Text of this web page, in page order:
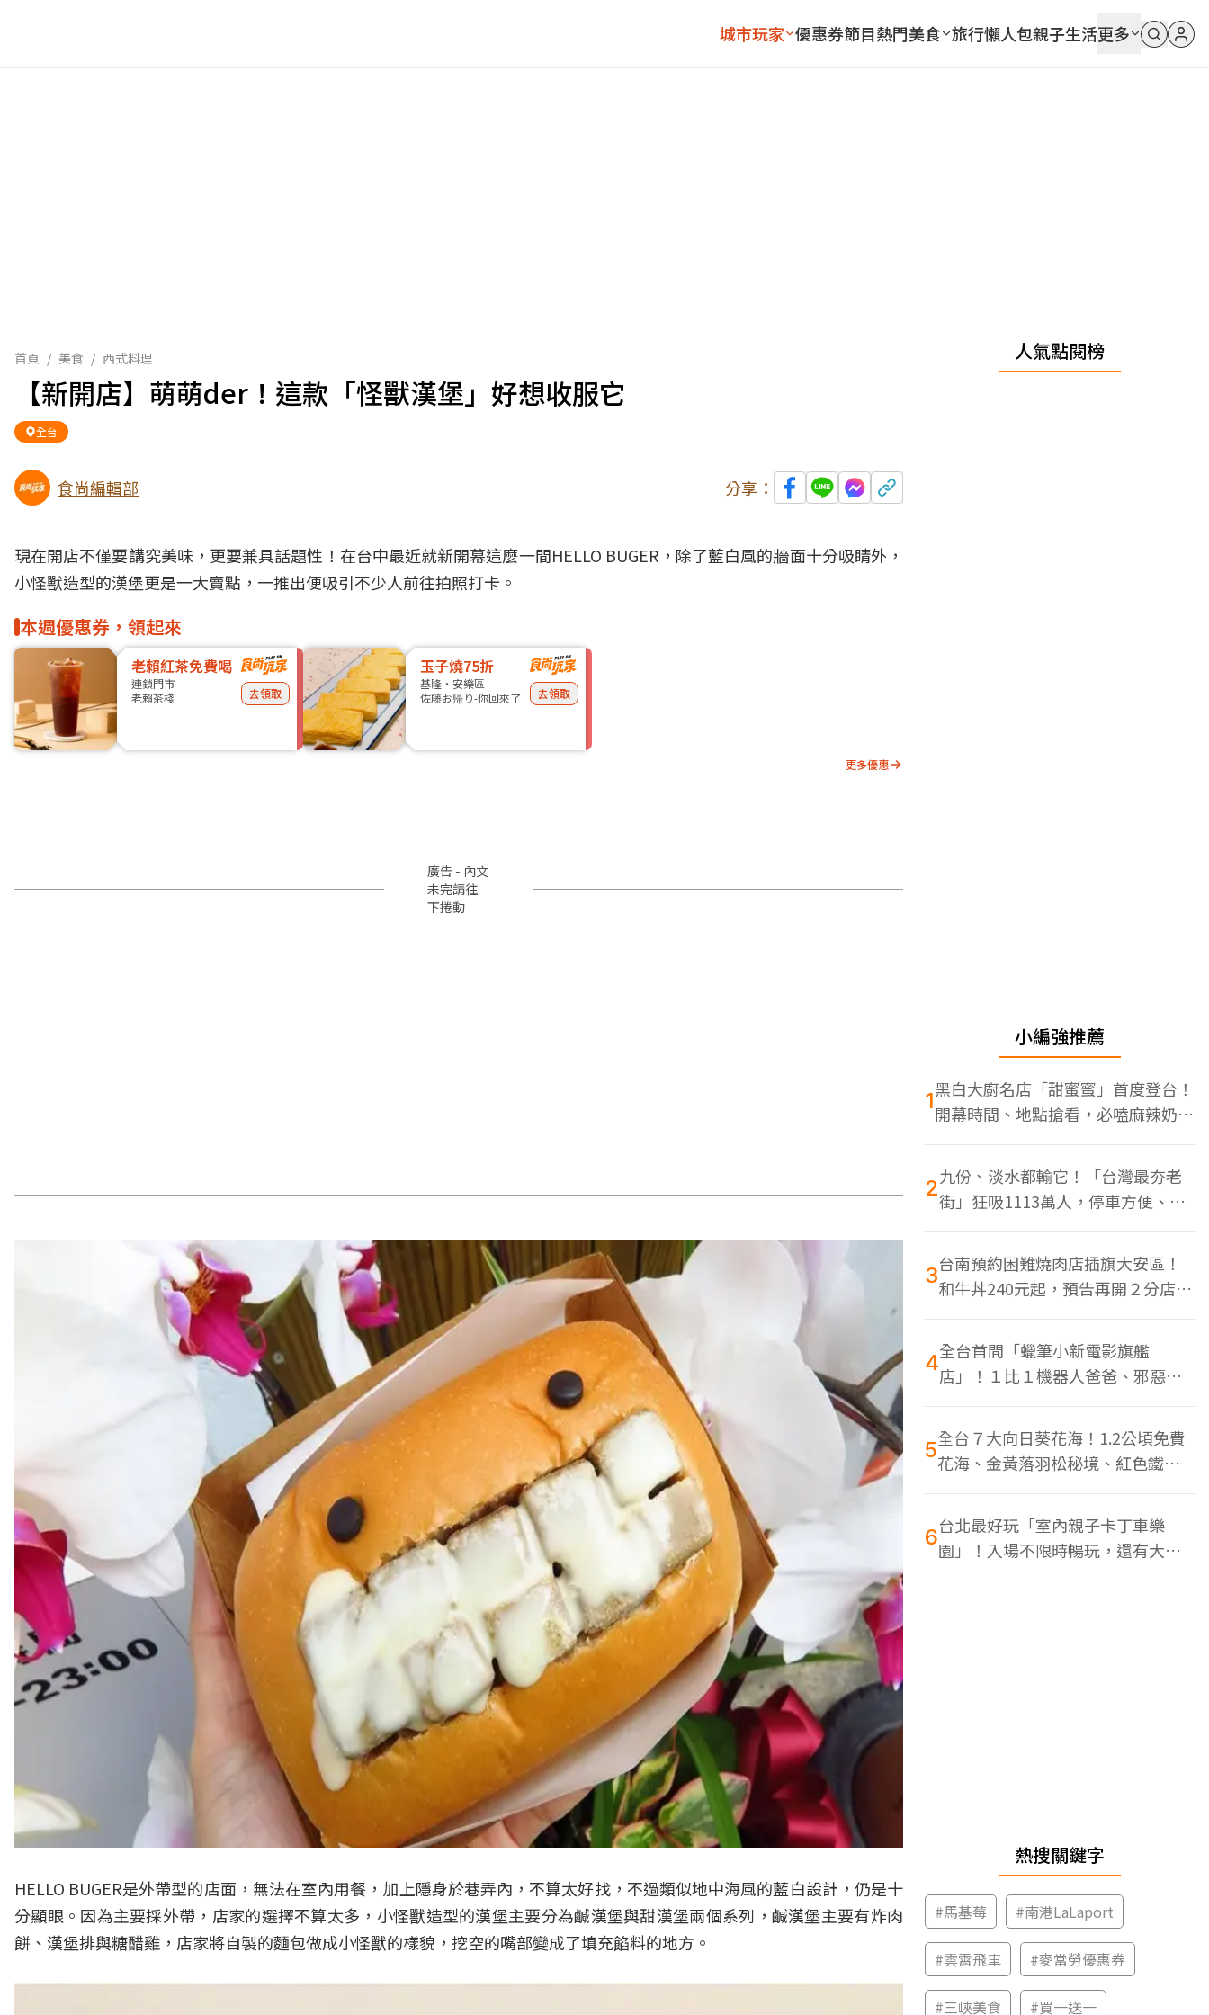
城市玩家 優惠券節目熱門美食 旅行懶人包親子生活更多
首頁 / 美食 / 西式料理
【新開店】萌萌der！這款「怪獸漢堡」好想收服它
全台
食尚編輯部 分享：
現在開店不僅要講究美味，更要兼具話題性！在台中最近就新開幕這麼一間HELLO BUGER，除了藍白風的牆面十分吸睛外，
小怪獸造型的漢堡更是一大賣點，一推出便吸引不少人前往拍照打卡。
本週優惠券，領起來
老賴紅茶免費喝
連鎖門市
老賴茶棧
去領取
玉子燒75折
基隆・安樂區
佐藤お帰り-你回來了
去領取
更多優惠
廣告 - 內文
未完請往
下捲動
HELLO BUGER是外帶型的店面，無法在室內用餐，加上隱身於巷弄內，不算太好找，不過類似地中海風的藍白設計，仍是十
分顯眼。因為主要採外帶，店家的選擇不算太多，小怪獸造型的漢堡主要分為鹹漢堡與甜漢堡兩個系列，鹹漢堡主要有炸肉
餅、漢堡排與糖醋雞，店家將自製的麵包做成小怪獸的樣貌，挖空的嘴部變成了填充餡料的地方。
人氣點閱榜
小編強推薦
1黑白大廚名店「甜蜜蜜」首度登台！
開幕時間、地點搶看，必嗑麻辣奶油
蝦
2九份、淡水都輸它！「台灣最夯老
街」狂吸1113萬人，停車方便、特
色美食多
3台南預約困難燒肉店插旗大安區！
和牛丼240元起，預告再開２分店、
地點曝光
4全台首間「蠟筆小新電影旗艦
店」！１比１機器人爸爸、邪惡正
男，百款周邊買翻
5全台７大向日葵花海！1.2公頃免費
花海、金黃落羽松秘境、紅色鐵橋
同框
6台北最好玩「室內親子卡丁車樂
園」！入場不限時暢玩，還有大螢
幕Switch遊戲區
熱搜關鍵字
#馬基莓 #南港LaLaport
#雲霄飛車 #麥當勞優惠券
#三峽美食 #買一送一